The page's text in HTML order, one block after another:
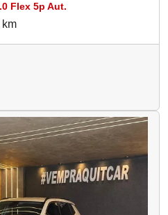
Flex 5p Aut.
km